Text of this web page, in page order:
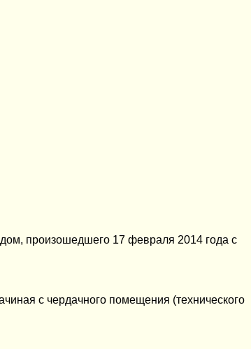
произошедшего 17 февраля 2014 года с
с чердачного помещения (технического